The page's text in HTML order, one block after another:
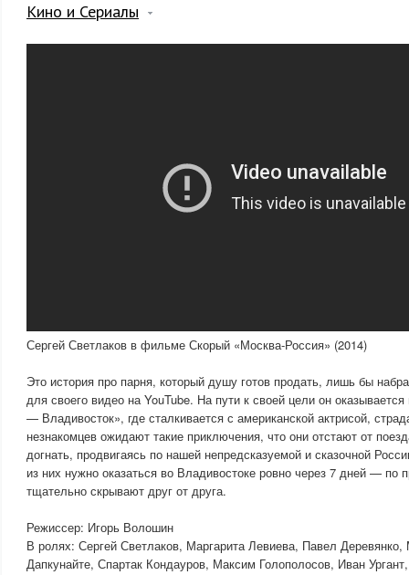
Кино и Сериалы
Сергей Светлаков в фильме Скорый «Москва-Россия» (2014)
Это история про парня, который душу готов продать, лишь бы
для своего видео на YouTube. На пути к своей цели он
— Владивосток», где сталкивается с американской актрисой,
незнакомцев ожидают такие приключения, что они отстают от
догнать, продвигаясь по нашей непредсказуемой и сказочной
из них нужно оказаться во Владивостоке ровно через 7 дней — по
тщательно скрывают друг от друга.
Режиссер: Игорь Волошин
В ролях: Сергей Светлаков, Маргарита Левиева, Павел
Дапкунайте, Спартак Кондауров, Максим Голополосов, Иван